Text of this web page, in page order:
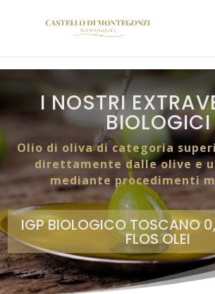
I NOSTRI
BIOLOGICI
Olio di oliva di categoria
direttamente dalle olive e
mediante procedimenti
IGP BIOLOGICO TOSCANO
FLOS OLEI